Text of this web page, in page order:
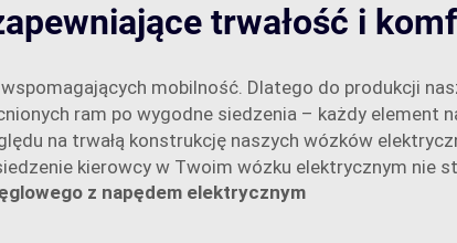
trwałość i
mobilność. Dlatego do produkcji
ram po wygodne siedzenia – każdy element
na trwałą konstrukcję naszych wózków
kierowcy w Twoim wózku elektrycznym nie
z napędem elektrycznym